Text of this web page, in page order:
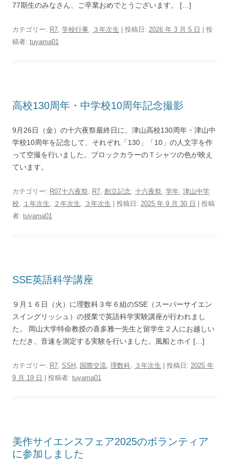
77期生のみなさん、ご卒業おめでとうございます。 […]
カテゴリー: R7, 学校行事, ３年次生 | 投稿日: 2026 年 3 月 5 日
投
稿者: tuyama01
高校130周年・中学校10周年記念撮影
9月26日（金）の十六夜祭最終日に、津山高校130周年・津山中
学校10周年を記念して、それぞれ「130」「10」の人文字を作
って空撮を行いました。ブロックカラーのＴシャツの色が映え
ています。
カテゴリー: R07十六夜祭, R7, 創立記念, 十六夜祭, 学年, 津山中学
校, １年次生, ２年次生, ３年次生 | 投稿日: 2025 年 9 月 30 日
投稿
者: tuyama01
SSE英語科学講座
９月１６日（火）に理数科３年６組のSSE（スーパーサイエン
スイングリッシュ）の授業で英語科学実験講座が行われまし
た。 岡山大学特命教授の喜多雅一先生と留学生２人にお越しい
ただき、音速を測定する実験を行いました。風船とホイ […]
カテゴリー: R7, SSH , 国際交流, 理数科, ３年次生 | 投稿日: 2025 年
9 月 19 日
投稿者: tuyama01
美作サイエンスフェア2025のボランティア
に参加しました